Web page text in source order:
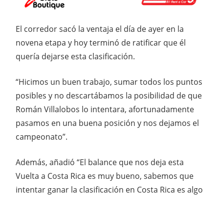
El corredor sacó la ventaja el día de ayer en la
novena etapa y hoy terminó de ratificar que él
quería dejarse esta clasificación.
“Hicimos un buen trabajo, sumar todos los puntos
posibles y no descartábamos la posibilidad de que
Román Villalobos lo intentara, afortunadamente
pasamos en una buena posición y nos dejamos el
campeonato”.
Además, añadió “El balance que nos deja esta
Vuelta a Costa Rica es muy bueno, sabemos que
intentar ganar la clasificación en Costa Rica es algo